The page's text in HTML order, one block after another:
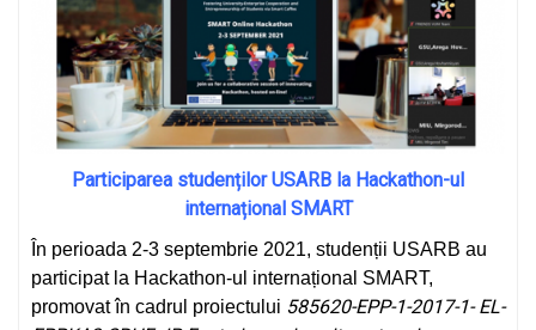
Participarea studenților USARB la Hackathon-ul
internațional SMART
În perioada 2-3 septembrie 2021, studenții USARB au
participat la Hackathon-ul internațional SMART,
promovat în cadrul proiectului 585620-EPP-1-2017-1- EL-